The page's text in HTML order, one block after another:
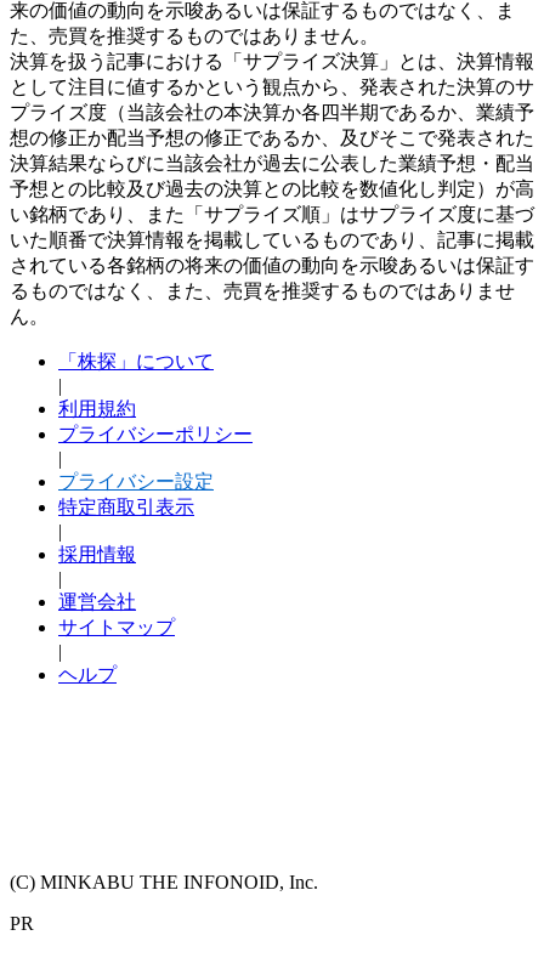
来の価値の動向を示唆あるいは保証するものではなく、ま
た、売買を推奨するものではありません。
決算を扱う記事における「サプライズ決算」とは、決算情報
として注目に値するかという観点から、発表された決算のサ
プライズ度（当該会社の本決算か各四半期であるか、業績予
想の修正か配当予想の修正であるか、及びそこで発表された
決算結果ならびに当該会社が過去に公表した業績予想・配当
予想との比較及び過去の決算との比較を数値化し判定）が高
い銘柄であり、また「サプライズ順」はサプライズ度に基づ
いた順番で決算情報を掲載しているものであり、記事に掲載
されている各銘柄の将来の価値の動向を示唆あるいは保証す
るものではなく、また、売買を推奨するものではありませ
ん。
「株探」について
|
利用規約
プライバシーポリシー
|
プライバシー設定
特定商取引表示
|
採用情報
|
運営会社
サイトマップ
|
ヘルプ
(C) MINKABU THE INFONOID, Inc.
PR